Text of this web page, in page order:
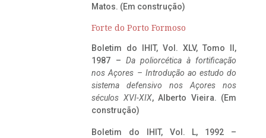
Matos. (Em construção)
Forte do Porto Formoso
Boletim do IHIT, Vol. XLV, Tomo II,
1987 – Da poliorcética à fortificação
nos Açores – Introdução ao estudo do
sistema defensivo nos Açores nos
séculos XVI-XIX, Alberto Vieira. (Em
construção)
Boletim do IHIT, Vol. L, 1992 –